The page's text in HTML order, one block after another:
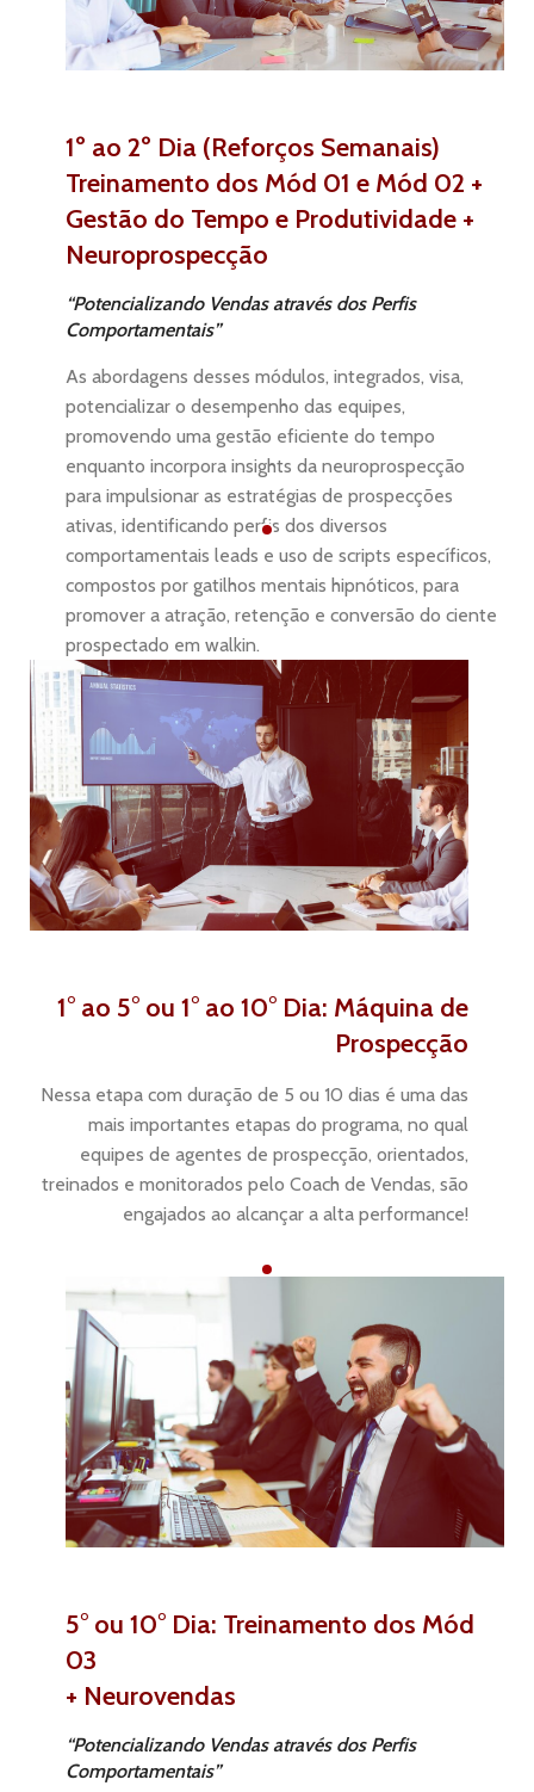
1º ao 2º Dia (Reforços Semanais)
Treinamento dos Mód 01 e Mód 02 +
Gestão do Tempo e Produtividade +
Neuroprospecção
“Potencializando Vendas através dos Perfis
Comportamentais”
As abordagens desses módulos, integrados, visa,
potencializar o desempenho das equipes,
promovendo uma gestão eficiente do tempo
enquanto incorpora insights da neuroprospecção
para impulsionar as estratégias de prospecções
ativas, identificando perfis dos diversos
comportamentais leads e uso de scripts específicos,
compostos por gatilhos mentais hipnóticos, para
promover a atração, retenção e conversão do ciente
prospectado em walkin.
1° ao 5° ou 1° ao 10° Dia: Máquina de
Prospecção
Nessa etapa com duração de 5 ou 10 dias é uma das
mais importantes etapas do programa, no qual
equipes de agentes de prospecção, orientados,
treinados e monitorados pelo Coach de Vendas, são
engajados ao alcançar a alta performance!
5° ou 10° Dia: Treinamento dos Mód
03
+ Neurovendas
“Potencializando Vendas através dos Perfis
Comportamentais”